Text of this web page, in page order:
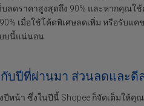
ลดราคาสูงสุดถึง 90% และหากคุณใ
เมื่อใช้โค้ดพิเศษลดเพิ่ม หรือรับแค
บนี้แน่นอน
กับปีที่ผ่านมา ส่วนลดและดี
หน้า ซึ่งในปีนี้ Shopee ก็จัดเต็มให้คุ